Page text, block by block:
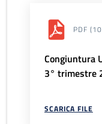
PDF
Congiuntura
3° trimestre
SCARICA FILE